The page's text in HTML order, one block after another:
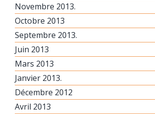
Novembre 2013.
Octobre 2013
Septembre 2013.
Juin 2013
Mars 2013
Janvier 2013.
Décembre 2012
Avril 2013